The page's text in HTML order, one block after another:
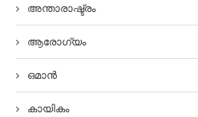
അന്താരാഷ്ട്രം
ആരോഗ്യം
ഒമാൻ
കായികം